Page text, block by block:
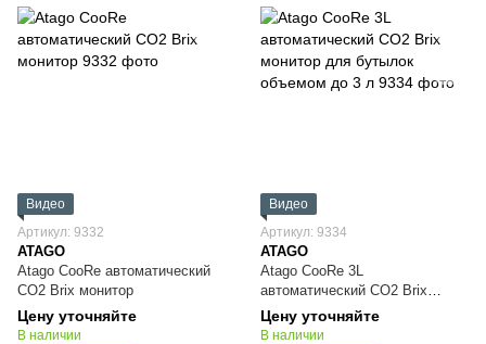
Видео
Артикул: 9332
ATAGO
Atago CooRe автоматический
CO2 Brix монитор
Цену уточняйте
В наличии
Видео
Артикул: 9334
ATAGO
Atago CooRe 3L
автоматический CO2 Brix
монитор для бутылок объемом
до 3 л
Цену уточняйте
В наличии